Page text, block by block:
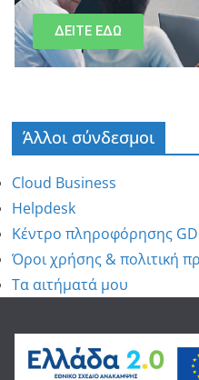
ΔΕΙΤΕ ΕΔΩ
Άλλοι σύνδεσμοι
Cloud Business
Helpdesk
Κέντρο πληροφόρησης
Όροι χρήσης & πολιτική
Τα αιτήματά μου